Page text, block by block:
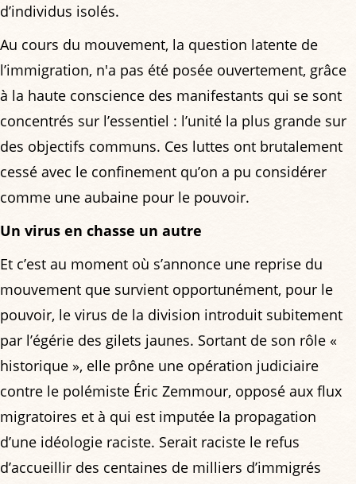
d’individus isolés.
Au cours du mouvement, la question latente de
l’immigration, n'a pas été posée ouvertement, grâce
à la haute conscience des manifestants qui se sont
concentrés sur l’essentiel : l’unité la plus grande sur
des objectifs communs. Ces luttes ont brutalement
cessé avec le confinement qu’on a pu considérer
comme une aubaine pour le pouvoir.
Un virus en chasse un autre
Et c’est au moment où s’annonce une reprise du
mouvement que survient opportunément, pour le
pouvoir, le virus de la division introduit subitement
par l’égérie des gilets jaunes. Sortant de son rôle «
historique », elle prône une opération judiciaire
contre le polémiste Éric Zemmour, opposé aux flux
migratoires et à qui est imputée la propagation
d’une idéologie raciste. Serait raciste le refus
d’accueillir des centaines de milliers d’immigrés